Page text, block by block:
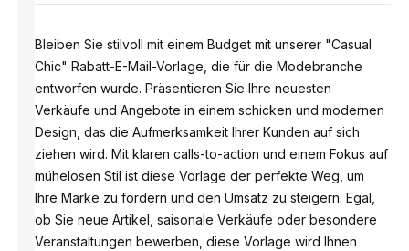
Bleiben Sie stilvoll mit einem Budget mit unserer "Casual
Chic" Rabatt-E-Mail-Vorlage, die für die Modebranche
entworfen wurde. Präsentieren Sie Ihre neuesten
Verkäufe und Angebote in einem schicken und modernen
Design, das die Aufmerksamkeit Ihrer Kunden auf sich
ziehen wird. Mit klaren calls-to-action und einem Fokus auf
mühelosen Stil ist diese Vorlage der perfekte Weg, um
Ihre Marke zu fördern und den Umsatz zu steigern. Egal,
ob Sie neue Artikel, saisonale Verkäufe oder besondere
Veranstaltungen bewerben, diese Vorlage wird Ihnen